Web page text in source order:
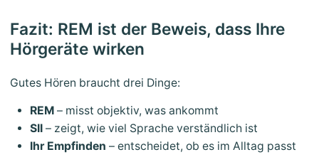
Fazit: REM ist der Beweis, dass Ihre
Hörgeräte wirken
Gutes Hören braucht drei Dinge:
REM – misst objektiv, was ankommt
SII – zeigt, wie viel Sprache verständlich ist
Ihr Empfinden – entscheidet, ob es im Alltag passt